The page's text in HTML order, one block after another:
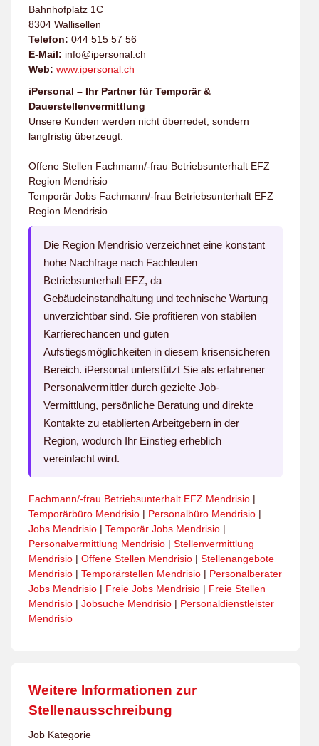
Bahnhofplatz 1C
8304 Wallisellen
Telefon: 044 515 57 56
E-Mail: info@ipersonal.ch
Web: www.ipersonal.ch
iPersonal – Ihr Partner für Temporär &
Dauerstellenvermittlung
Unsere Kunden werden nicht überredet, sondern
langfristig überzeugt.
Offene Stellen Fachmann/-frau Betriebsunterhalt EFZ
Region Mendrisio
Temporär Jobs Fachmann/-frau Betriebsunterhalt EFZ
Region Mendrisio
Die Region Mendrisio verzeichnet eine konstant
hohe Nachfrage nach Fachleuten
Betriebsunterhalt EFZ, da
Gebäudeinstandhaltung und technische Wartung
unverzichtbar sind. Sie profitieren von stabilen
Karrierechancen und guten
Aufstiegsmöglichkeiten in diesem krisensicheren
Bereich. iPersonal unterstützt Sie als erfahrener
Personalvermittler durch gezielte Job-
Vermittlung, persönliche Beratung und direkte
Kontakte zu etablierten Arbeitgebern in der
Region, wodurch Ihr Einstieg erheblich
vereinfacht wird.
Fachmann/-frau Betriebsunterhalt EFZ Mendrisio |
Temporärbüro Mendrisio | Personalbüro Mendrisio |
Jobs Mendrisio | Temporär Jobs Mendrisio |
Personalvermittlung Mendrisio | Stellenvermittlung
Mendrisio | Offene Stellen Mendrisio | Stellenangebote
Mendrisio | Temporärstellen Mendrisio | Personalberater
Jobs Mendrisio | Freie Jobs Mendrisio | Freie Stellen
Mendrisio | Jobsuche Mendrisio | Personaldienstleister
Mendrisio
Weitere Informationen zur
Stellenausschreibung
Job Kategorie